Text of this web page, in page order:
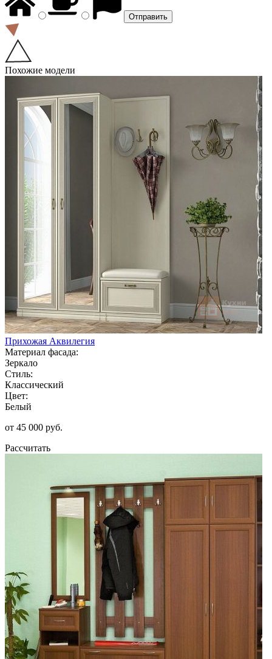
Похожие модели
Прихожая Аквилегия
Материал фасада:
Зеркало
Стиль:
Классический
Цвет:
Белый
от 45 000 руб.
Рассчитать